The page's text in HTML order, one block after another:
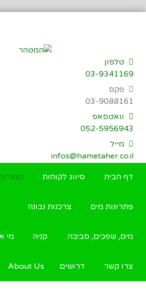
דילוג
טלפון
03-9341169
פקס
03-9088161
וואטסאפ
052-5956943
מייל
infos@hametaher.co.il
דף הבית סיווג לקוחות
פתרונות מים צרכנות נבונה
מים, שפכים, סביבה. קניה מי
צרו קשר דרושים About Us